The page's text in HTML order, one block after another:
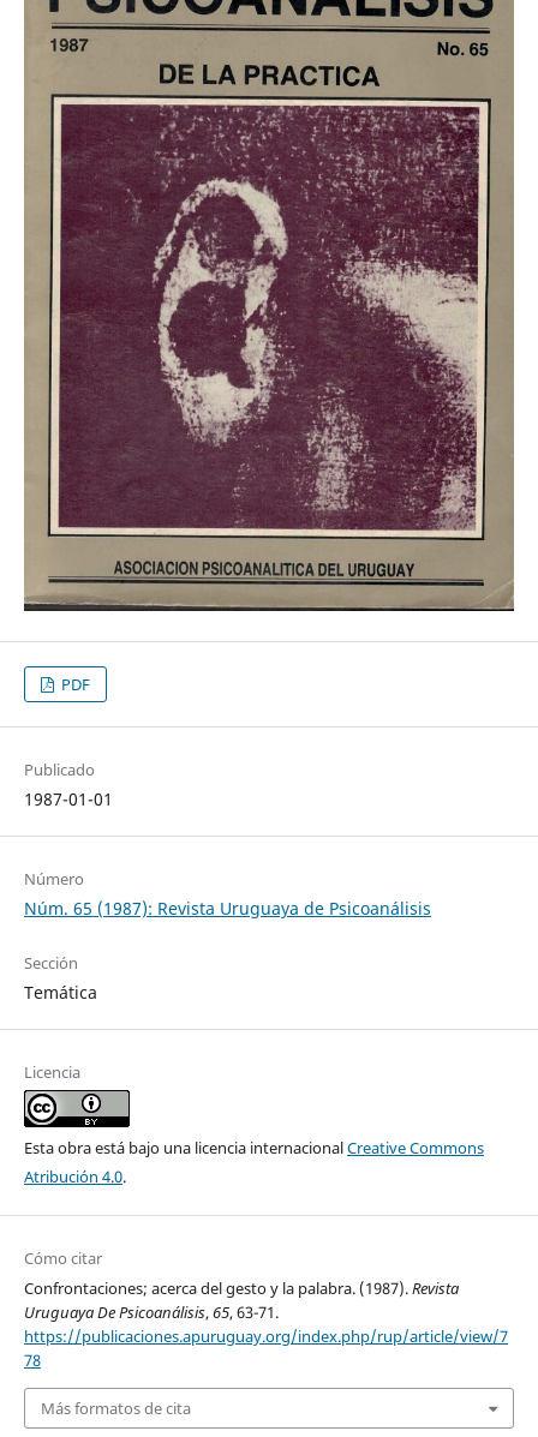
PDF
Publicado
1987-01-01
Número
Núm. 65 (1987): Revista Uruguaya de Psicoanálisis
Sección
Temática
Licencia
Esta obra está bajo una licencia internacionalCreative Commons
Atribución 4.0.
Cómo citar
Confrontaciones; acerca del gesto y la palabra. (1987).Revista
Uruguaya De Psicoanálisis,65, 63-71.
https://publicaciones.apuruguay.org/index.php/rup/article/view/7
78
Más formatos de cita